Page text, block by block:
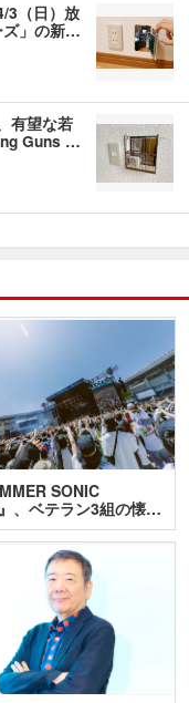
3（日）放
ズ」の新…
有望な若
Guns …
SONIC
、ベテラン3組の懐…